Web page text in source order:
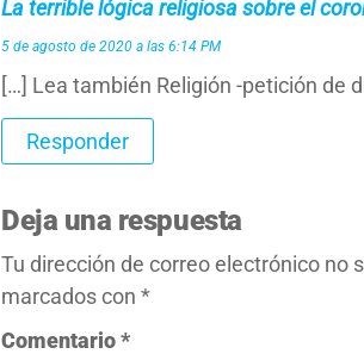
La terrible lógica religiosa sobre el
5 de agosto de 2020 a las 6:14 PM
[…] Lea también Religión -petición de
Responder
Deja una respuesta
Tu dirección de correo electrónico no
marcados con*
Comentario*